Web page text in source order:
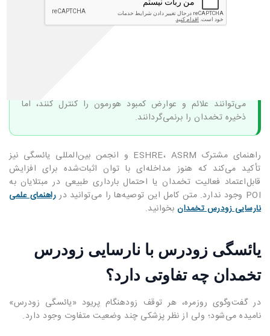
هیچ قرص مشخصی برای جلوگیری قطعی از یائسگی زودرس
می‌توانند علائم و عوارض کمبود هورمون را کنترل کنند، اما
ذخیره تخمدان را برنمی‌گردانند.
راهنمای مشترک ESHRE، ASRM و انجمن بین‌المللی یائسگی نیز
تأکید می‌کند که هنوز مداخله‌ای با توان اثبات‌شده برای افزایش
قابل‌اعتماد فعالیت تخمدان یا احتمال بارداری طبیعی در مبتلایان به
POI وجود ندارد. متن کامل این توصیه‌ها را می‌توانید در
راهنمای علمی
نارسایی زودرس تخمدان بخوانید.
یائسگی زودرس با نارسایی زودرس
تخمدان چه تفاوتی دارد؟
در گفت‌وگوی روزمره، هر توقف زودهنگام پریود «یائسگی زودرس»
نامیده می‌شود؛ ولی از نظر پزشکی چند وضعیت متفاوت وجود دارد.